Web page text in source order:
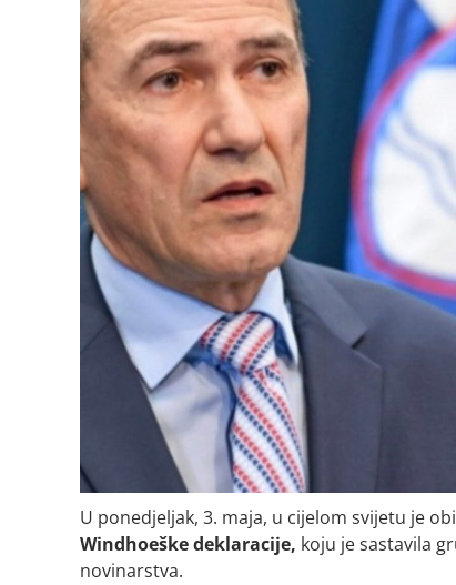
U ponedjeljak, 3. maja, u cijelom svijetu je
Windhoeškedeklaracije, koju je sastavila
novinarstva.